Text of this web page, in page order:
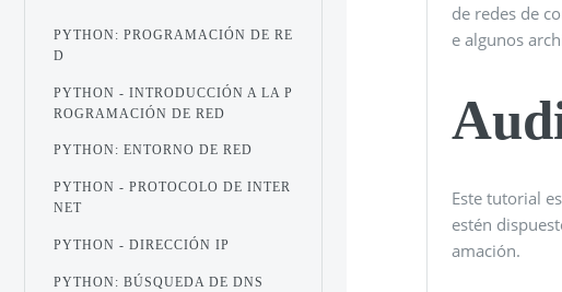
de redes de
e algunos
Este tutorial
estén
amación.
PYTHON: PROGRAMACIÓN DE RE
D
PYTHON - INTRODUCCIÓN A LA P
ROGRAMACIÓN DE RED
PYTHON: ENTORNO DE RED
PYTHON - PROTOCOLO DE INTER
NET
PYTHON - DIRECCIÓN IP
PYTHON: BÚSQUEDA DE DNS